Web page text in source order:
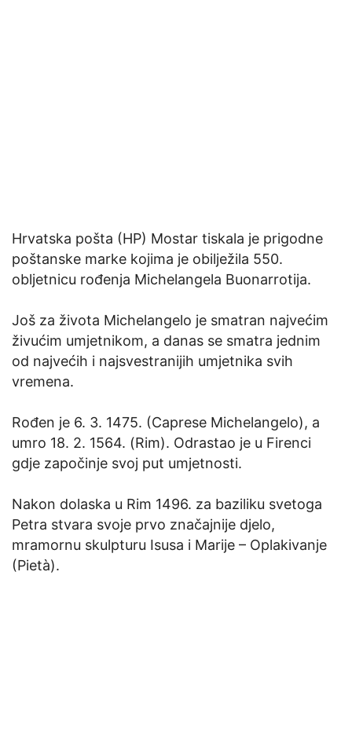
Hrvatska pošta (HP) Mostar tiskala je prigodne
poštanske marke kojima je obilježila 550.
obljetnicu rođenja Michelangela Buonarrotija.
Još za života Michelangelo je smatran najvećim
živućim umjetnikom, a danas se smatra jednim
od najvećih i najsvestranijih umjetnika svih
vremena.
Rođen je 6. 3. 1475. (Caprese Michelangelo), a
umro 18. 2. 1564. (Rim). Odrastao je u Firenci
gdje započinje svoj put umjetnosti.
Nakon dolaska u Rim 1496. za baziliku svetoga
Petra stvara svoje prvo značajnije djelo,
mramornu skulpturu Isusa i Marije – Oplakivanje
(Pietà).